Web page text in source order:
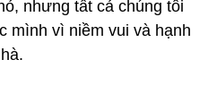
nhưng tất cả chúng tôi
mình vì niềm vui và hạnh